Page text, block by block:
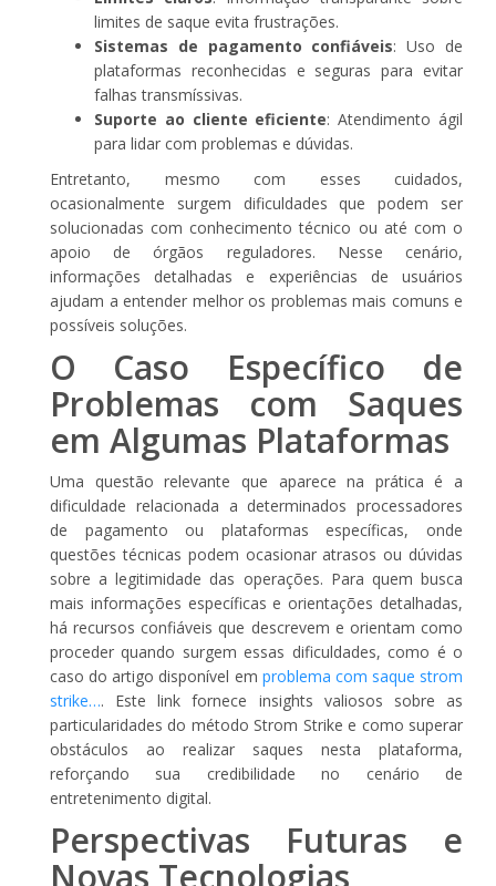
limites de saque evita frustrações.
Sistemas de pagamento confiáveis: Uso de
plataformas reconhecidas e seguras para evitar
falhas transmíssivas.
Suporte ao cliente eficiente: Atendimento ágil
para lidar com problemas e dúvidas.
Entretanto, mesmo com esses cuidados,
ocasionalmente surgem dificuldades que podem ser
solucionadas com conhecimento técnico ou até com o
apoio de órgãos reguladores. Nesse cenário,
informações detalhadas e experiências de usuários
ajudam a entender melhor os problemas mais comuns e
possíveis soluções.
O Caso Específico de
Problemas com Saques
em Algumas Plataformas
Uma questão relevante que aparece na prática é a
dificuldade relacionada a determinados processadores
de pagamento ou plataformas específicas, onde
questões técnicas podem ocasionar atrasos ou dúvidas
sobre a legitimidade das operações. Para quem busca
mais informações específicas e orientações detalhadas,
há recursos confiáveis que descrevem e orientam como
proceder quando surgem essas dificuldades, como é o
caso do artigo disponível em problema com saque strom
strike…. Este link fornece insights valiosos sobre as
particularidades do método Strom Strike e como superar
obstáculos ao realizar saques nesta plataforma,
reforçando sua credibilidade no cenário de
entretenimento digital.
Perspectivas Futuras e
Novas Tecnologias